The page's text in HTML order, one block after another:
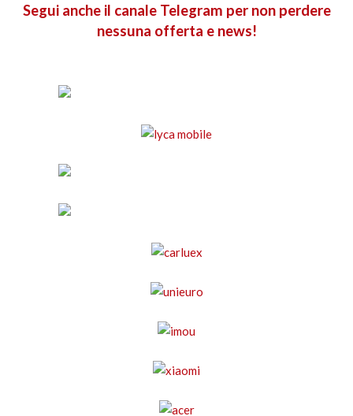
Segui anche il canale Telegram per non perdere
nessuna offerta e news!